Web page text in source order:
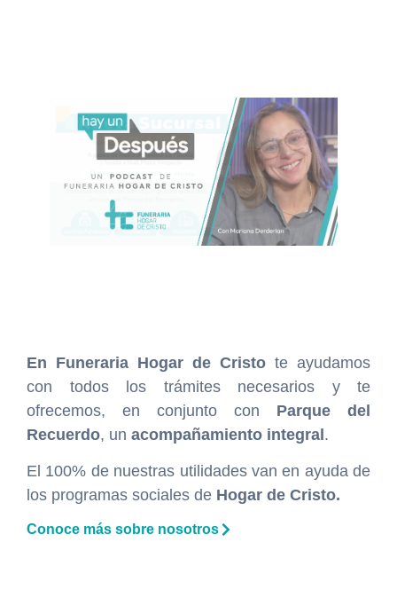
En Funeraria Hogar de Cristo te ayudamos
con todos los trámites necesarios y te
ofrecemos, en conjunto con Parque del
Recuerdo, un acompañamiento integral.
El 100% de nuestras utilidades van en ayuda de
los programas sociales de Hogar de Cristo.
Conoce más sobre nosotros